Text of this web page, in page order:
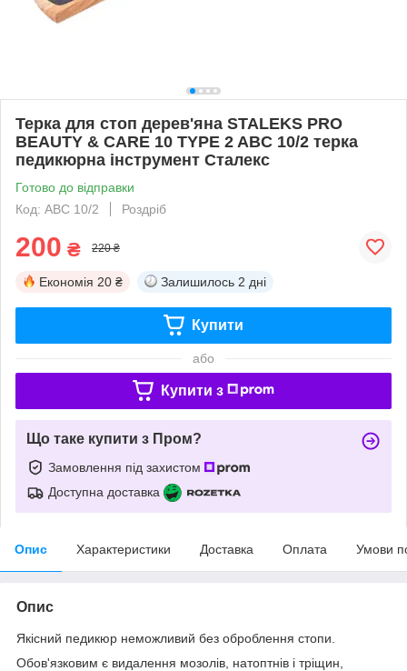
Терка для стоп дерев'яна STALEKS PRO
BEAUTY & CARE 10 TYPE 2 ABC 10/2 терка
педикюрна інструмент Сталекс
Готово до відправки
Код: ABC 10/2
Роздріб
200 ₴ 220 ₴
Економія 20 ₴ Залишилось 2 дні
Купити
або
Купити з
Що таке купити з Пром?
Замовлення під захистом
Доступна доставка
Опис Характеристики Доставка Оплата Умови
Опис
Якісний педикюр неможливий без оброблення стопи.
Обов'язковим є видалення мозолів, натоптнів і тріщин,